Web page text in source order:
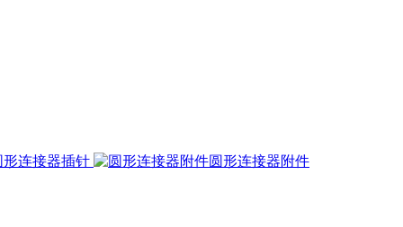
形连接器插针 圆形连接器附件